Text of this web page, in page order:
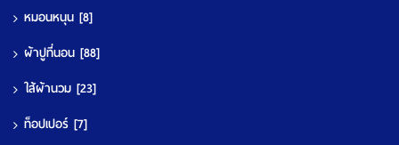
หมอนหนุน [8]
ผ้าปูที่นอน [88]
ใส้ผ้านวม [23]
ท็อปเปอร์ [7]